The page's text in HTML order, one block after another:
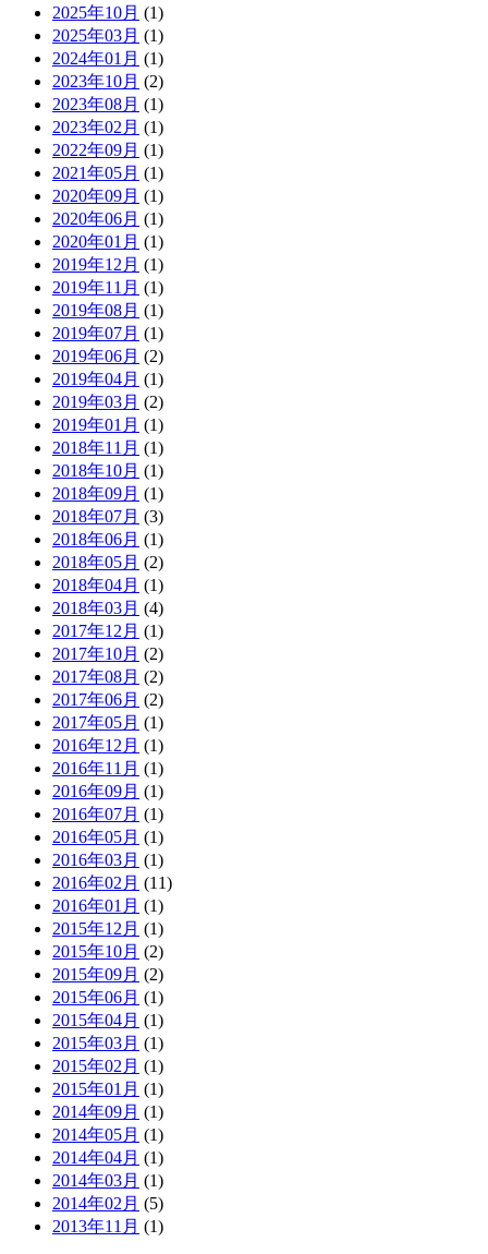
2025年10月 (1)
2025年03月 (1)
2024年01月 (1)
2023年10月 (2)
2023年08月 (1)
2023年02月 (1)
2022年09月 (1)
2021年05月 (1)
2020年09月 (1)
2020年06月 (1)
2020年01月 (1)
2019年12月 (1)
2019年11月 (1)
2019年08月 (1)
2019年07月 (1)
2019年06月 (2)
2019年04月 (1)
2019年03月 (2)
2019年01月 (1)
2018年11月 (1)
2018年10月 (1)
2018年09月 (1)
2018年07月 (3)
2018年06月 (1)
2018年05月 (2)
2018年04月 (1)
2018年03月 (4)
2017年12月 (1)
2017年10月 (2)
2017年08月 (2)
2017年06月 (2)
2017年05月 (1)
2016年12月 (1)
2016年11月 (1)
2016年09月 (1)
2016年07月 (1)
2016年05月 (1)
2016年03月 (1)
2016年02月 (11)
2016年01月 (1)
2015年12月 (1)
2015年10月 (2)
2015年09月 (2)
2015年06月 (1)
2015年04月 (1)
2015年03月 (1)
2015年02月 (1)
2015年01月 (1)
2014年09月 (1)
2014年05月 (1)
2014年04月 (1)
2014年03月 (1)
2014年02月 (5)
2013年11月 (1)